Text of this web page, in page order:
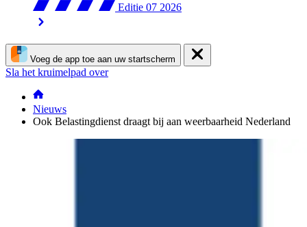
Editie 07 2026
Voeg de app toe aan uw startscherm
Sla het kruimelpad over
Nieuws
Ook Belastingdienst draagt bij aan weerbaarheid Nederland